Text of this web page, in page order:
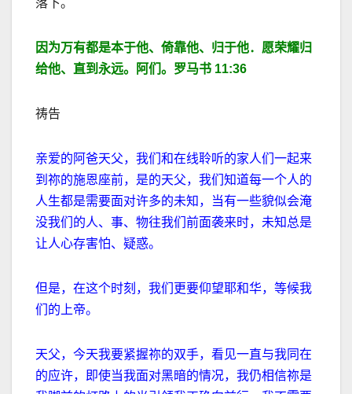
因为万有都是本于他、倚靠他、归于他．愿荣耀归
给他、直到永远。阿们。罗马书 11:36
祷告
亲爱的阿爸天父，我们和在线聆听的家人们一起来
到祢的施恩座前，是的天父，我们知道每一个人的
人生都是需要面对许多的未知，当有一些貌似会淹
没我们的人、事、物往我们前面袭来时，未知总是
让人心存害怕、疑惑。
但是，在这个时刻，我们更要仰望耶和华，等候我
们的上帝。
天父，今天我要紧握祢的双手，看见一直与我同在
的应许，即使当我面对黑暗的情况，我仍相信祢是